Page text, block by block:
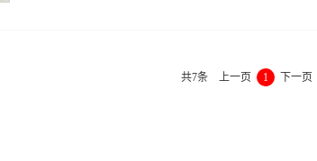
幸运的是我遇到了一群又逗逼有可爱的同学，虽然平时我
共7条 上一页 1 下一页